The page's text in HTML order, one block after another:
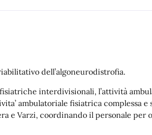
dell’algoneurodistrofia.
interdivisionali, l’attività
ambulatoriale fisiatrica complessa e
e Varzi, coordinando il personale per